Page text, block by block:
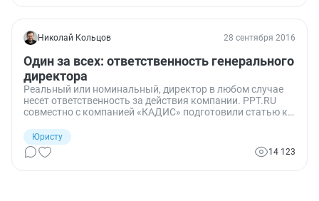
Николай Кольцов 28 сентября 2016
Один за всех: ответственность генерального
директора
Реальный или номинальный, директор в любом случае
несет ответственность за действия компании. PPT.RU
совместно с компанией «КАДИС» подготовили статью ко
которых на руководителя могут быть наложены санкции
— от денежной компенсации до лишения свободы.
Юристу
14 123